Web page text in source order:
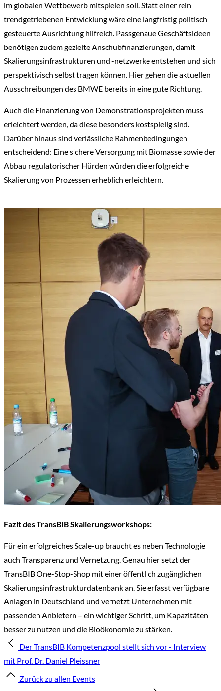
im globalen Wettbewerb mitspielen soll. Statt einer rein
trendgetriebenen Entwicklung wäre eine langfristig politisch
gesteuerte Ausrichtung hilfreich. Passgenaue Geschäftsideen
benötigen zudem gezielte Anschubfinanzierungen, damit
Skalierungsinfrastrukturen und -netzwerke entstehen und sich
perspektivisch selbst tragen können. Hier gehen die aktuellen
Ausschreibungen des BMWE bereits in eine gute Richtung.
Auch die Finanzierung von Demonstrationsprojekten muss
erleichtert werden, da diese besonders kostspielig sind.
Darüber hinaus sind verlässliche Rahmenbedingungen
entscheidend: Eine sichere Versorgung mit Biomasse sowie der
Abbau regulatorischer Hürden würden die erfolgreiche
Skalierung von Prozessen erheblich erleichtern.
Fazit des TransBIB Skalierungsworkshops:
Für ein erfolgreiches Scale-up braucht es neben Technologie
auch Transparenz und Vernetzung. Genau hier setzt der
TransBIB One-Stop-Shop mit einer öffentlich zugänglichen
Skalierungsinfrastrukturdatenbank an. Sie erfasst verfügbare
Anlagen in Deutschland und vernetzt Unternehmen mit
passenden Anbietern – ein wichtiger Schritt, um Kapazitäten
besser zu nutzen und die Bioökonomie zu stärken.
Der TransBIB Kompetenzpool stellt sich vor - Interview
mit Prof. Dr. Daniel Pleissner
Zurück zu allen Events